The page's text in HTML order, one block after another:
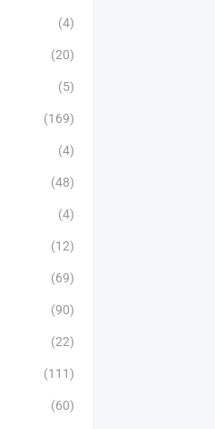
(4)
(20)
(5)
(169)
(4)
(48)
(4)
(12)
(69)
(90)
(22)
(111)
(60)